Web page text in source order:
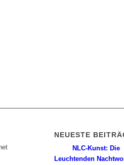
NEUESTE
NLC-Kunst: Die
Leuchtenden